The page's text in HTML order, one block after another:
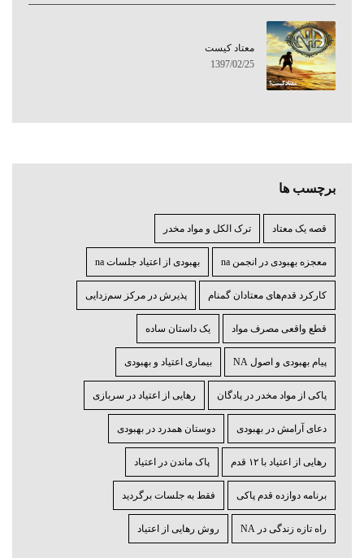
معتاد کيست
1397/02/25
برچسب ها
قصه یک معتاد ترک الکل و مواد مخدر
معجزه بهبودی در انجمن na بهبودی از اعتیاد جلسات na
کارکرد قدم‌های معتادان گمنام پذیرش در مرکز سم‌زدایی
قطع واقعی مصرف مواد یک داستان ساده
پیام بهبودی و اصول NA بیماری اعتیاد و بهبودی
پاکی از مواد مخدر در پادگان رهایی از اعتیاد در سربازی
دعای آرامش در بهبودی دوستان همدرد در بهبودی
رهایی از اعتیاد با ۱۲ قدم پاک ماندن در اعتیاد
برنامه دوازده قدم پاکی فقط به جلسات برگردید
راه تازه زندگی در NA روش رهایی از اعتیاد